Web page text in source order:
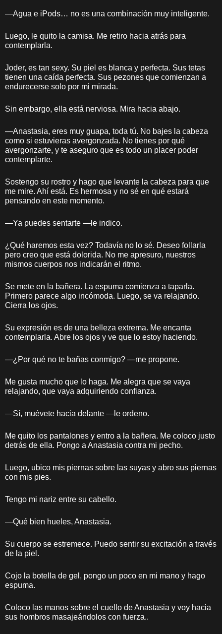
—Agua e iPods… no es una combinación muy inteligente.
Luego, le quito la camisa. Me retiro hacia atrás para
contemplarla.
Joder, es tan sexy. Su piel es blanca y perfecta. Sus tetas
tienen una caída perfecta. Sus pezones que comienzan a
endurecerse solo por mi mirada.
Sin embargo, ella está nerviosa. Mira hacia abajo.
—Anastasia, eres muy guapa, toda tú. No bajes la cabeza
como si estuvieras avergonzada. No tienes por qué
avergonzarte, y te aseguro que es todo un placer poder
contemplarte.
Sostengo su rostro y hago que levante la cabeza para que
me mire. Ahí está. Es hermosa y no sé en qué estará
pensando en este momento.
—Ya puedes sentarte —le indico.
¿Qué haremos esta vez? Todavía no lo sé. Deseo follarla
pero creo que está dolorida. No me apresuro, nuestros
mismos cuerpos nos indicarán el ritmo.
Se mete en la bañera. La espuma comienza a taparla.
Primero parece algo incómoda. Luego, se va relajando.
Cierra los ojos.
Su expresión es de una belleza extrema. Me encanta
contemplarla. Abre los ojos y ve que lo estoy haciendo.
—¿Por qué no te bañas conmigo? —me propone.
Me gusta mucho que lo haga. Me alegra que se vaya
relajando, que vaya adquiriendo confianza.
—Sí, muévete hacia delante —le ordeno.
Me quito los pantalones y entro a la bañera. Me coloco justo
detrás de ella. Pongo a Anastasia contra mi pecho.
Luego, ubico mis piernas sobre las suyas y abro sus piernas
con mis pies.
Tengo mi nariz entre su cabello.
—Qué bien hueles, Anastasia.
Su cuerpo se estremece. Puedo sentir su excitación a través
de la piel.
Cojo la botella de gel, pongo un poco en mi mano y hago
espuma.
Coloco las manos sobre el cuello de Anastasia y voy hacia
sus hombros masajeándolos con fuerza..